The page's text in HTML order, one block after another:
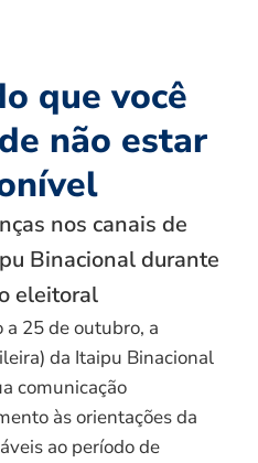
que você
não estar
nos canais de
Binacional durante
eleitoral
25 de outubro, a
da Itaipu Binacional
comunicação
às orientações da
ao período de